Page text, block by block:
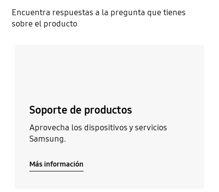
Encuentra respuestas a la pregunta que tienes
sobre el producto
Soporte de productos
Aprovecha los dispositivos y servicios
Samsung.
Más información